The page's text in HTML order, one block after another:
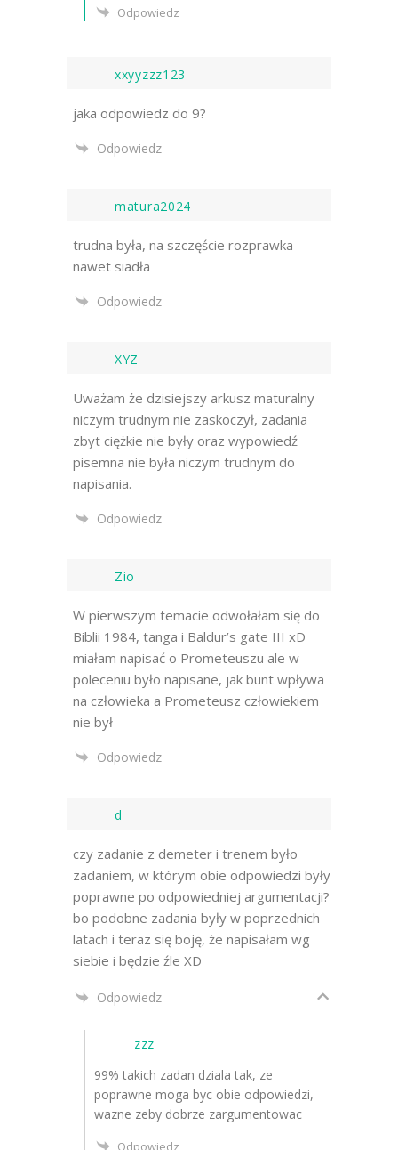
Odpowiedz
xxyyzzz123
jaka odpowiedz do 9?
Odpowiedz
matura2024
trudna była, na szczęście rozprawka
nawet siadła
Odpowiedz
XYZ
Uważam że dzisiejszy arkusz maturalny
niczym trudnym nie zaskoczył, zadania
zbyt ciężkie nie były oraz wypowiedź
pisemna nie była niczym trudnym do
napisania.
Odpowiedz
Zio
W pierwszym temacie odwołałam się do
Biblii 1984, tanga i Baldur’s gate III xD
miałam napisać o Prometeuszu ale w
poleceniu było napisane, jak bunt wpływa
na człowieka a Prometeusz człowiekiem
nie był
Odpowiedz
d
czy zadanie z demeter i trenem było
zadaniem, w którym obie odpowiedzi były
poprawne po odpowiedniej argumentacji?
bo podobne zadania były w poprzednich
latach i teraz się boję, że napisałam wg
siebie i będzie źle XD
Odpowiedz
zzz
99% takich zadan dziala tak, ze
poprawne moga byc obie odpowiedzi,
wazne zeby dobrze zargumentowac
Odpowiedz